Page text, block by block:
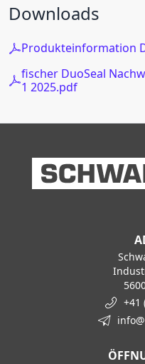
Downloads
Produkteinformation
fischer DuoSeal
1 2025.pdf
+41